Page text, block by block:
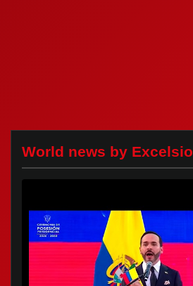
World news by Excelsio